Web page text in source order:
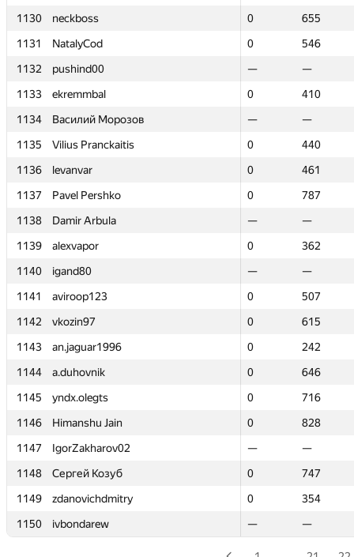
1130
neckboss 0
655
1131
NatalyCod 0
546
1132
pushind00 —
—
1133
ekremmbal 0
410
1134
Василий Морозов —
—
1135
Vilius Pranckaitis 0
440
1136
levanvar 0
461
1137
Pavel Pershko 0
787
1138
Damir Arbula —
—
1139
alexvapor 0
362
1140
igand80 —
—
1141
aviroop123 0
507
1142
vkozin97 0
615
1143
an.jaguar1996 0
242
1144
a.duhovnik 0
646
1145
yndx.olegts 0
716
1146
Himanshu Jain 0
828
1147
IgorZakharov02 —
—
1148
Сергей Козуб 0
747
1149
zdanovichdmitry 0
354
1150
ivbondarew — —
1130
neckboss 0
655
1131
NatalyCod 0
546
1132
pushind00 —
—
1133
ekremmbal 0
410
1134
Василий Морозов —
—
1135
Vilius Pranckaitis 0
440
1136
levanvar 0
461
1137
Pavel Pershko 0
787
1138
Damir Arbula —
—
1139
alexvapor 0
362
1140
igand80 —
—
1141
aviroop123 0
507
1142
vkozin97 0
615
1143
an.jaguar1996 0
242
1144
a.duhovnik 0
646
1145
yndx.olegts 0
716
1146
Himanshu Jain 0
828
1147
IgorZakharov02 —
—
1148
Сергей Козуб 0
747
1149
zdanovichdmitry 0
354
1150
ivbondarew — —